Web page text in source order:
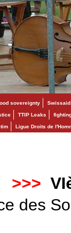
sovereignty Swissaid
TTIP Leaks
Ligue Droits de
>>>
des